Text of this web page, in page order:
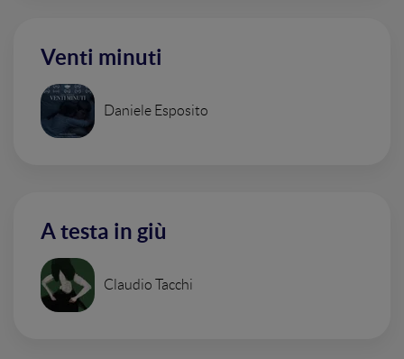
Venti minuti
Daniele Esposito
A testa in giù
Claudio Tacchi